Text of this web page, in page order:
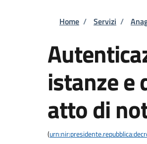
Briciole
Home / Servizi /
istanze e
atto di
(